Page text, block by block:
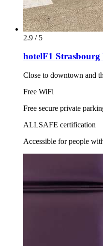
2.9 / 5
hotelF1 Strasbourg
Close to downtown and
Free WiFi
Free secure private
ALLSAFE certification
Accessible for people